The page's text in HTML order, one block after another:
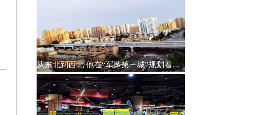
从东北到西北 他在“军垦第一城”规划着城建未来